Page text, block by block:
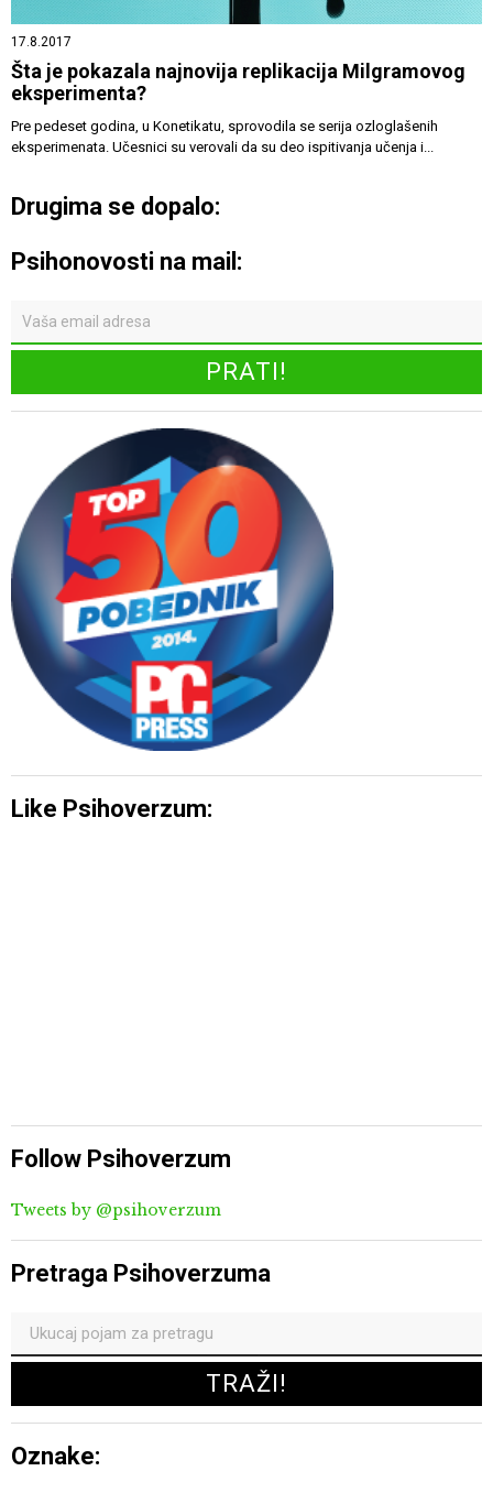
17.8.2017
Šta je pokazala najnovija replikacija Milgramovog
eksperimenta?
Pre pedeset godina, u Konetikatu, sprovodila se serija ozloglašenih
eksperimenata. Učesnici su verovali da su deo ispitivanja učenja i...
Drugima se dopalo:
Psihonovosti na mail:
Like Psihoverzum:
Follow Psihoverzum
Tweets by @psihoverzum
Pretraga Psihoverzuma
Oznake: